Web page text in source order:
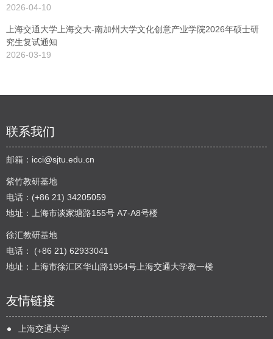
2026-04-10
上海交通大学上海交大-南加州大学文化创意产业学院2026年硕士研
究生复试通知
2026-03-19
联系我们
邮箱： icci@sjtu.edu.cn
紫竹教研基地
电话：(+86 21) 34205059
地址：上海市谈家塘路155号 A7-A8号楼
徐汇教研基地
电话： (+86 21) 62933041
地址：上海市徐汇区华山路1954号上海交通大学教一楼
友情链接
上海交通大学